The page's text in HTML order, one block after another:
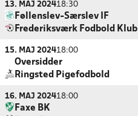
13. MAJ 202418:30
Føllenslev-Særslev IF
Frederiksværk Fodbold Klub
15. MAJ 202418:00
Oversidder
Ringsted Pigefodbold
16. MAJ 202418:00
Faxe BK